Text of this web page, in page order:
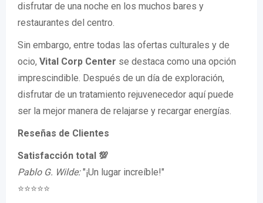
disfrutar de una noche en los muchos bares y
restaurantes del centro.
Sin embargo, entre todas las ofertas culturales y de
ocio, Vital Corp Center se destaca como una opción
imprescindible. Después de un día de exploración,
disfrutar de un tratamiento rejuvenecedor aquí puede
ser la mejor manera de relajarse y recargar energías.
Reseñas de Clientes
Satisfacción total 💯
Pablo G. Wilde:"¡Un lugar increíble!"
⭐️⭐️⭐️⭐️⭐️